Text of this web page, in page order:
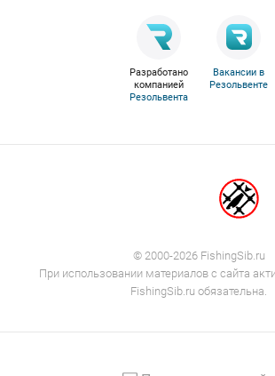
Разработано
компанией
Резольвента
Вакансии в
Резольвенте
© 2000-2026 FishingSib.ru
При использовании материалов с сайта
FishingSib.ru обязательна.